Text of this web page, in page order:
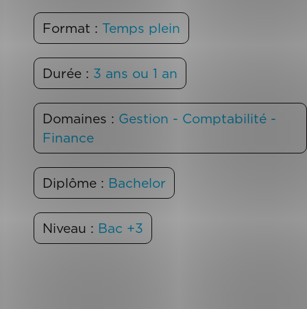
Format : Temps plein
Durée : 3 ans ou 1 an
Domaines : Gestion - Comptabilité -
Finance
Diplôme : Bachelor
Niveau : Bac +3